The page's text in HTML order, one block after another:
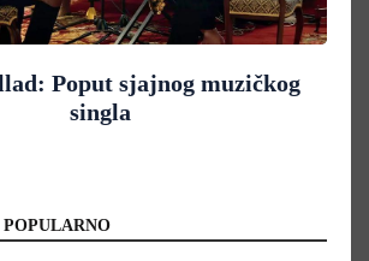
Poput sjajnog muzičkog
singla
POPULARNO